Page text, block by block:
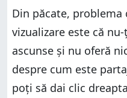
Din păcate, problema
vizualizare este că
ascunse și nu oferă
despre cum este
poți să dai clic